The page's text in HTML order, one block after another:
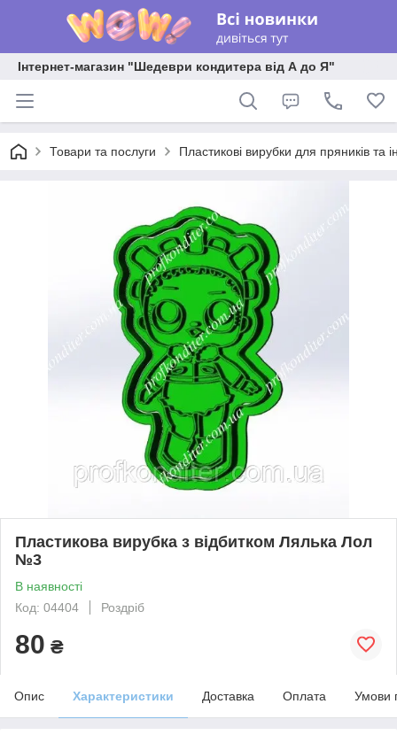
Інтернет-магазин "Шедеври кондитера від А до Я"
Товари та послуги Пластикові вирубки для пряників та
Пластикова вирубка з відбитком Лялька Лол
№3
В наявності
Код: 04404
Роздріб
80 ₴
Опис Характеристики Доставка Оплата Умови